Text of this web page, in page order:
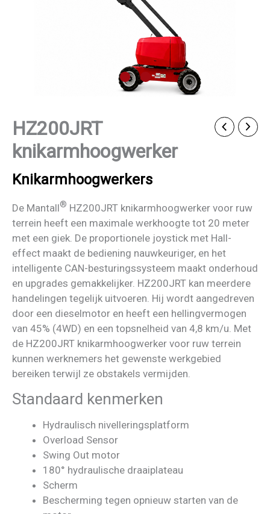
HZ200JRT
knikarmhoogwerker
Knikarmhoogwerkers
De Mantall® HZ200JRT knikarmhoogwerker voor ruw
terrein heeft een maximale werkhoogte tot 20 meter
met een giek. De proportionele joystick met Hall-
effect maakt de bediening nauwkeuriger, en het
intelligente CAN-besturingssysteem maakt onderhoud
en upgrades gemakkelijker. HZ200JRT kan meerdere
handelingen tegelijk uitvoeren. Hij wordt aangedreven
door een dieselmotor en heeft een hellingvermogen
van 45% (4WD) en een topsnelheid van 4,8 km/u. Met
de HZ200JRT knikarmhoogwerker voor ruw terrein
kunnen werknemers het gewenste werkgebied
bereiken terwijl ze obstakels vermijden.
Standaard kenmerken
Hydraulisch nivelleringsplatform
Overload Sensor
Swing Out motor
180° hydraulische draaiplateau
Scherm
Bescherming tegen opnieuw starten van de